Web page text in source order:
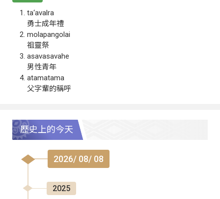
ta‘avalra
勇士成年禮
molapangolai
祖靈祭
asavasavahe
男性青年
atamatama
父字輩的稱呼
歷史上的今天
2026/ 08/ 08
2025